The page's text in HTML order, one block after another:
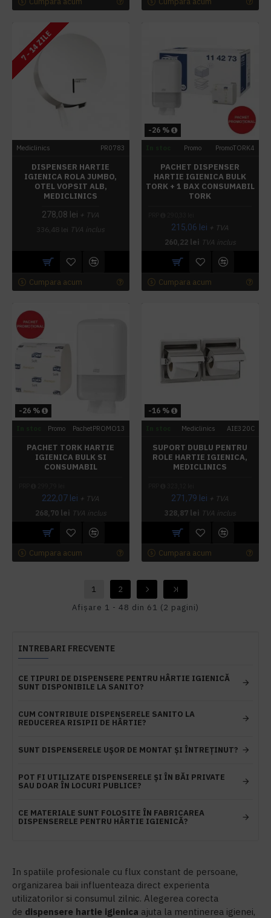
7 - 14 ZILE
Mediclinics PR0783
DISPENSER HARTIE
IGIENICA ROLA JUMBO,
OTEL VOPSIT ALB,
MEDICLINICS
278,08 lei + TVA
336,48 lei TVA inclus
Cumpara acum
-26 %
Promo PromoTORK4
PACHET DISPENSER
HARTIE IGIENICA BULK
TORK + 1 BAX CONSUMABIL
TORK
215,06 lei + TVA
260,22 lei TVA inclus
Cumpara acum
-26 %
Promo PachetPROMO13
PACHET TORK HARTIE
IGIENICA BULK SI
CONSUMABIL
222,07 lei + TVA
268,70 lei TVA inclus
Cumpara acum
-16 %
Mediclinics AIE320C
SUPORT DUBLU PENTRU
ROLE HARTIE IGIENICA,
MEDICLINICS
271,79 lei + TVA
328,87 lei TVA inclus
Cumpara acum
1
2
Afişare 1 - 48 din 61 (2 pagini)
INTREBARI FRECVENTE
CE TIPURI DE DISPENSERE PENTRU HÂRTIE IGIENICĂ
SUNT DISPONIBILE LA SANITO?
CUM CONTRIBUIE DISPENSERELE SANITO LA
REDUCEREA RISIPII DE HÂRTIE?
SUNT DISPENSERELE UȘOR DE MONTAT ȘI ÎNTREȚINUT?
POT FI UTILIZATE DISPENSERELE ȘI ÎN BĂI PRIVATE
SAU DOAR ÎN LOCURI PUBLICE?
CE MATERIALE SUNT FOLOSITE ÎN FABRICAREA
DISPENSERELE PENTRU HÂRTIE IGIENICĂ?
In spatiile profesionale cu flux constant de persoane,
organizarea baii influenteaza direct experienta
utilizatorilor si consumul zilnic. Alegerea corecta
de dispensere hartie igienica ajuta la mentinerea igienei,